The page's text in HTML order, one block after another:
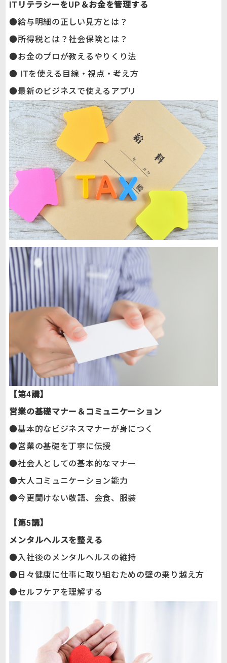
ITリテラシーをUP＆お金を管理する
●給与明細の正しい見方とは？
●所得税とは？社会保険とは？
●お金のプロが教えるやりくり法
● ITを使える目線・視点・考え方
●最新のビジネスで使えるアプリ
【第4講】
営業の基礎マナー＆コミュニケーション
●基本的なビジネスマナーが身につく
●営業の基礎を丁寧に伝授
●社会人としての基本的なマナー
●大人コミュニケーション能力
●今更聞けない敬語、会食、服装
【第5講】
メンタルヘルスを整える
●入社後のメンタルヘルスの維持
●日々健康に仕事に取り組むための壁の乗り越え方
●セルフケアを理解する